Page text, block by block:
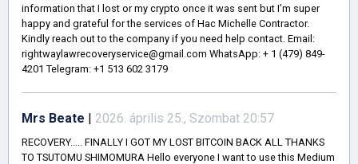
information that I lost or my crypto once it was sent but I’m super
happy and grateful for the services of Hac Michelle Contractor.
Kindly reach out to the company if you need help contact. Email:
rightwaylawrecoveryservice@gmail.com WhatsApp: + 1 (479) 849-
4201 Telegram: ‪+1 513 602 3179
Mrs Beate | 2026. április 25., Szombat 20:57
RECOVERY..... FINALLY I GOT MY LOST BITCOIN BACK ALL THANKS
TO TSUTOMU SHIMOMURA Hello everyone I want to use this Medium